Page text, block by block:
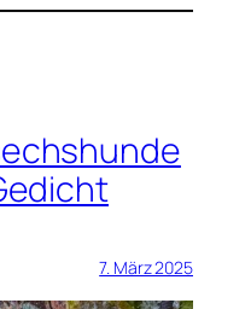
7. März 2025